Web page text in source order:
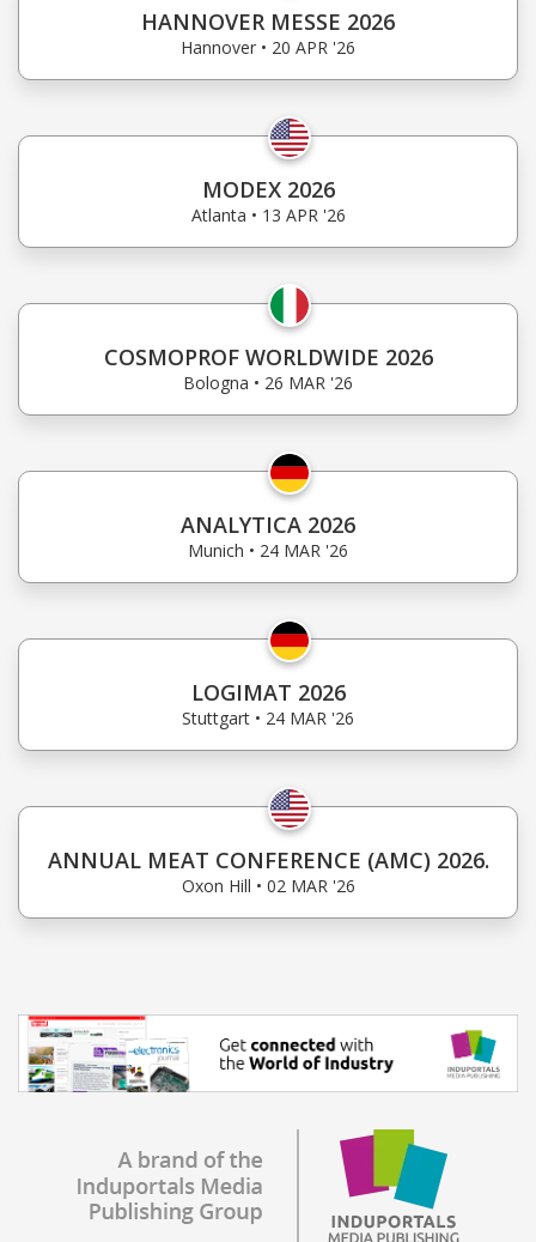
HANNOVER MESSE 2026
Hannover • 20 APR '26
MODEX 2026
Atlanta • 13 APR '26
COSMOPROF WORLDWIDE 2026
Bologna • 26 MAR '26
ANALYTICA 2026
Munich • 24 MAR '26
LOGIMAT 2026
Stuttgart • 24 MAR '26
ANNUAL MEAT CONFERENCE (AMC) 2026.
Oxon Hill • 02 MAR '26